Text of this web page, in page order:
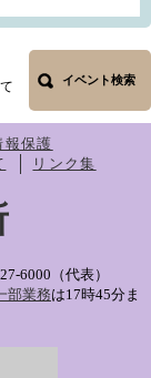
イベント検索
報保護
リンク集
6000（代表）
部業務は17時45分ま